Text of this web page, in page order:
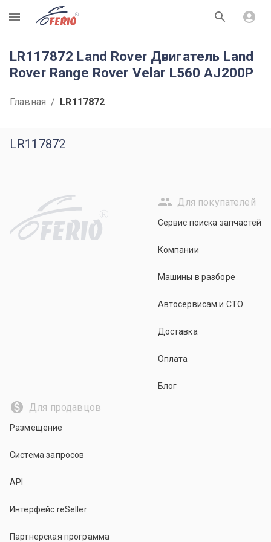
R
LR117872 Land Rover Двигатель Land
Rover Range Rover Velar L560 AJ200P
Главная / LR117872
LR117872
R
Для покупателей
Сервис поиска запчастей
Компании
Машины в разборе
Автосервисам и СТО
Доставка
Оплата
Блог
Для продавцов
Размещение
Система запросов
API
Интерфейс reSeller
Партнерская программа